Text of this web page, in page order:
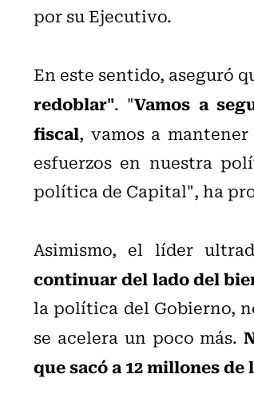
por su Ejecutivo.
En este sentido, aseguró
redoblar". "Vamos a
fiscal, vamos a
esfuerzos en nuestra
política de Capital", ha
Asimismo, el líder
continuar del lado del
la política del Gobierno,
se acelera un poco más.
que sacó a 12 millones de